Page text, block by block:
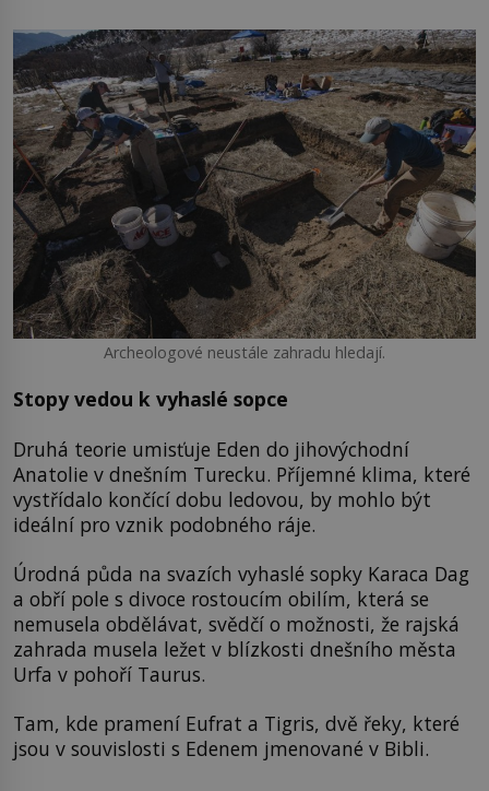
Archeologové neustále zahradu hledají.
Stopy vedou k vyhaslé sopce
Druhá teorie umisťuje Eden do jihovýchodní
Anatolie v dnešním Turecku. Příjemné klima, které
vystřídalo končící dobu ledovou, by mohlo být
ideální pro vznik podobného ráje.
Úrodná půda na svazích vyhaslé sopky Karaca Dag
a obří pole s divoce rostoucím obilím, která se
nemusela obdělávat, svědčí o možnosti, že rajská
zahrada musela ležet v blízkosti dnešního města
Urfa v pohoří Taurus.
Tam, kde pramení Eufrat a Tigris, dvě řeky, které
jsou v souvislosti s Edenem jmenované v Bibli.